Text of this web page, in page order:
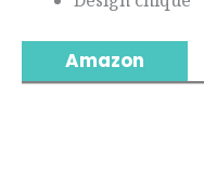
Amazon